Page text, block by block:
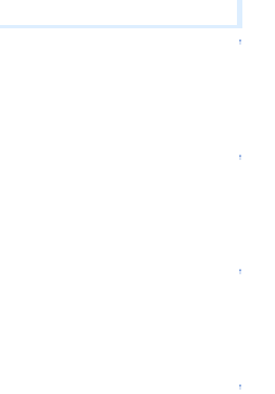
↑
↑
↑
↑